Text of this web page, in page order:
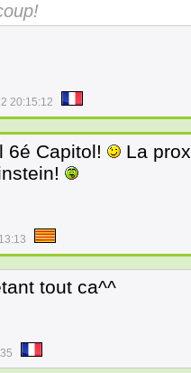
20:15:12
6é Capitol!
La
tout ca^^